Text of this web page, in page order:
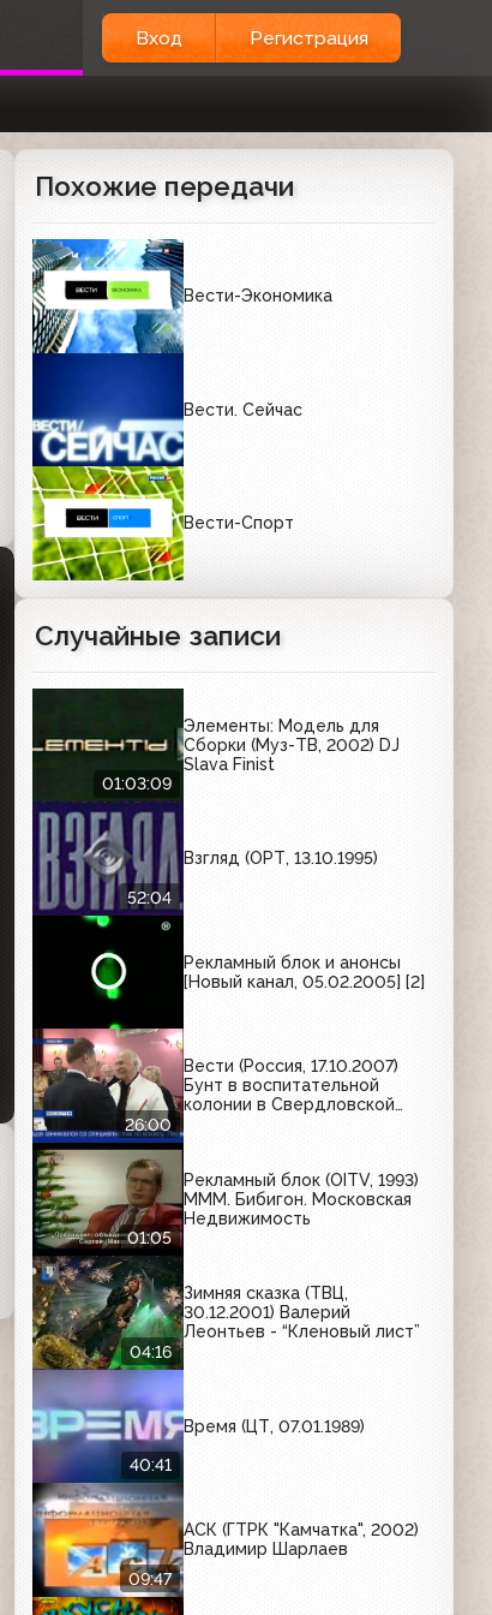
Вход Регистрация
Похожие передачи
Вести-Экономика
Вести. Сейчас
Вести-Спорт
Случайные записи
01:03:09
Элементы: Модель для
Сборки (Муз-ТВ, 2002) DJ
Slava Finist
52:04
Взгляд (ОРТ, 13.10.1995)
Рекламный блок и анонсы
[Новый канал, 05.02.2005] [2]
26:00
Вести (Россия, 17.10.2007)
Бунт в воспитательной
колонии в Свердловской
01:05
Рекламный блок (OITV, 1993)
МММ. Бибигон. Московская
Недвижимость
04:16
Зимняя сказка (ТВЦ,
30.12.2001) Валерий
Леонтьев - “Кленовый лист”
40:41
Время (ЦТ, 07.01.1989)
09:47
АСК (ГТРК "Камчатка", 2002)
Владимир Шарлаев